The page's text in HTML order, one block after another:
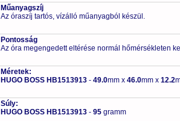
Műanyagszíj
Az óraszíj tartós, vízálló műanyagból készül.
Pontosság
Az óra megengedett eltérése normál hőmérsékleten
Méretek:
HUGO BOSS HB1513913- 49.0mm x 46.0mm x 12.2
Súly:
HUGO BOSS HB1513913- 95 gramm